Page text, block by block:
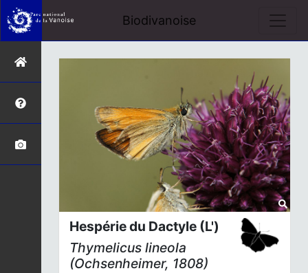
Biodivanoise
Hespérie du Dactyle (L')
Thymelicus lineola
(Ochsenheimer, 1808)